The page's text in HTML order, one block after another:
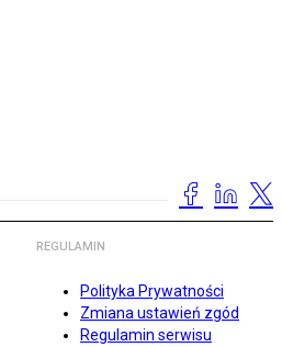
REGULAMIN
Polityka Prywatności
Zmiana ustawień zgód
Regulamin serwisu